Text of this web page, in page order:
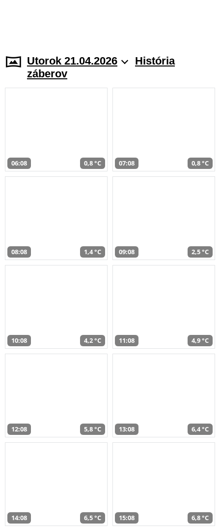
Utorok 21.04.2026
História
záberov
06:08 0,8 °C 07:08 0,8 °C
08:08 1,4 °C 09:08 2,5 °C
10:08 4,2 °C 11:08 4,9 °C
12:08 5,8 °C 13:08 6,4 °C
14:08 6,5 °C 15:08 6,8 °C